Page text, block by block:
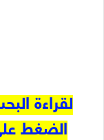
لقراءة
الضغط